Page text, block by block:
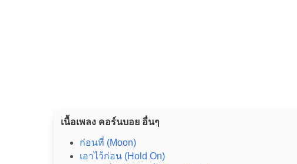
เนื้อเพลง คอร์นบอย อื่นๆ
ก่อนที่ (Moon)
เอาไว้ก่อน (Hold On)